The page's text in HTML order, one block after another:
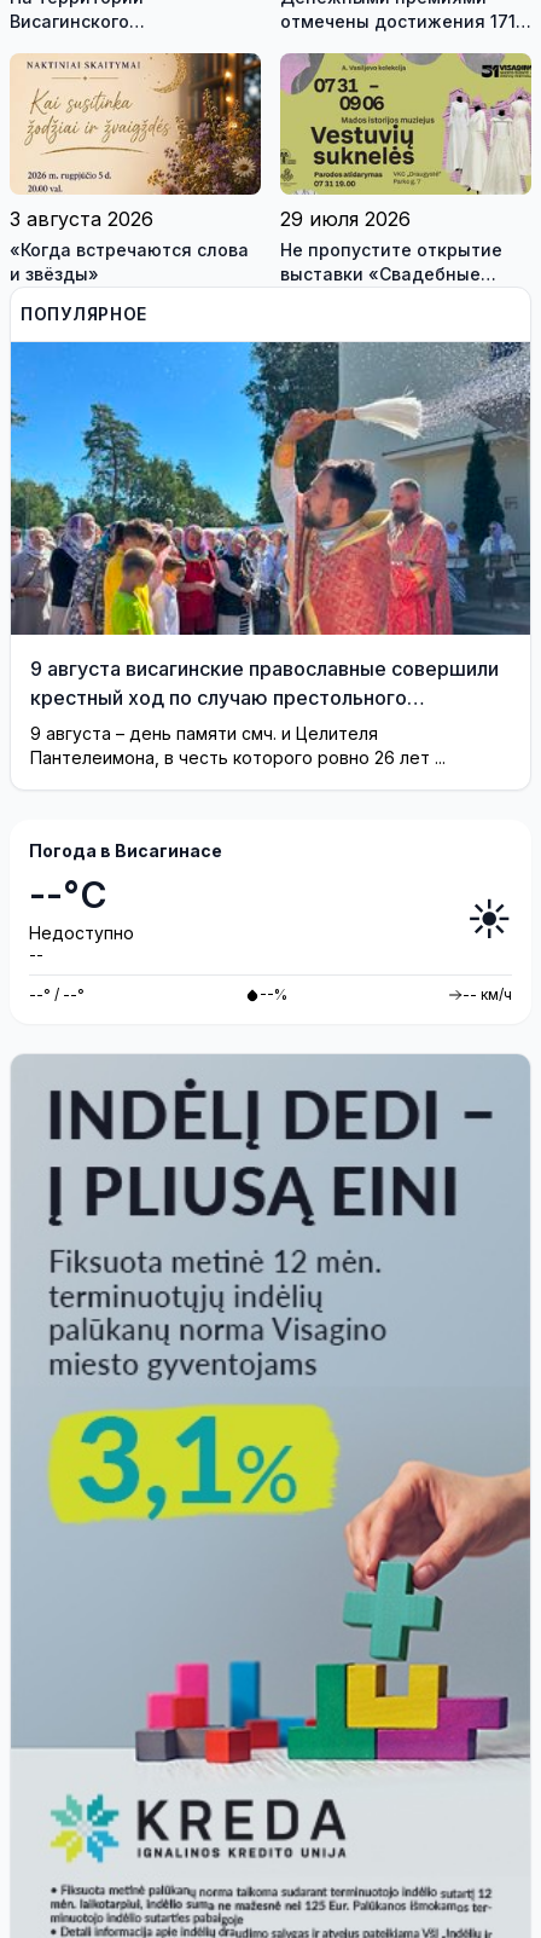
Висагинского
международные
антитеррористические
учения «Baltic Shadow»
отмечены достижения 171
трех педагогов
3 августа 2026
«Когда встречаются слова
и звёзды»
29 июля 2026
Не пропустите открытие
выставки «Свадебные
платья» и лекцию историка
Васильева!
ПОПУЛЯРНОЕ
9 августа висагинские православные совершили
крестный ход по случаю престольного
праздника (фотогалерея)
9 августа – день памяти смч. и Целителя
Пантелеимона, в честь которого ровно 26 лет ...
Погода в Висагинасе
--°C
Недоступно
--
☀️
--° / --° --% -- км/ч